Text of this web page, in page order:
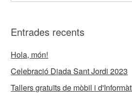
Entrades recents
Hola, món!
Celebració Diada Sant Jordi 2023
Tallers gratuïts de mòbil i